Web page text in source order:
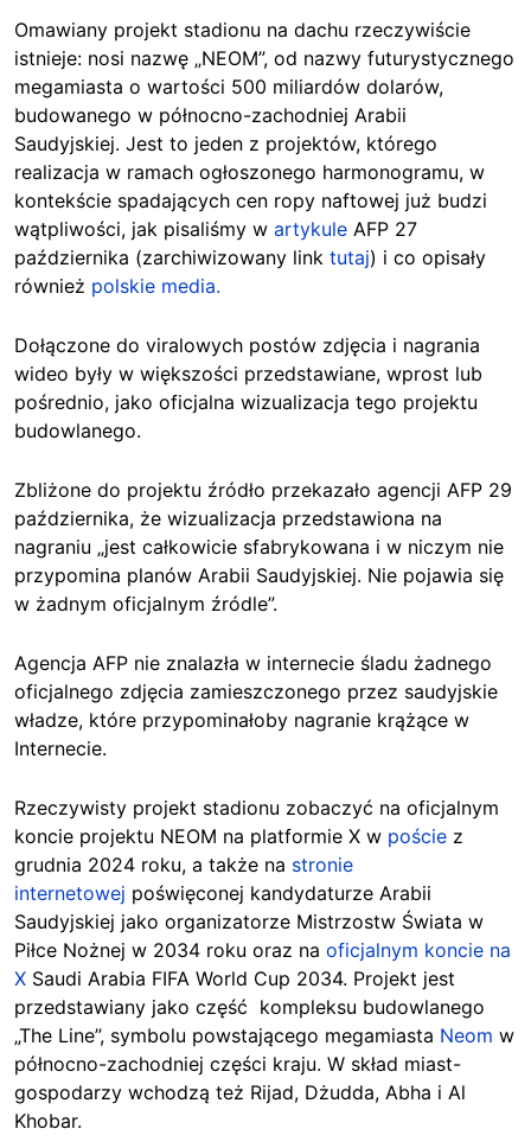
Omawiany projekt stadionu na dachu rzeczywiście
istnieje: nosi nazwę „NEOM”, od nazwy futurystycznego
megamiasta o wartości 500 miliardów dolarów,
budowanego w północno-zachodniej Arabii
Saudyjskiej. Jest to jeden z projektów, którego
realizacja w ramach ogłoszonego harmonogramu, w
kontekście spadających cen ropy naftowej już budzi
wątpliwości, jak pisaliśmy w artykule AFP 27
października (zarchiwizowany link tutaj) i co opisały
również polskie media.
Dołączone do viralowych postów zdjęcia i nagrania
wideo były w większości przedstawiane, wprost lub
pośrednio, jako oficjalna wizualizacja tego projektu
budowlanego.
Zbliżone do projektu źródło przekazało agencji AFP 29
października, że wizualizacja przedstawiona na
nagraniu „jest całkowicie sfabrykowana i w niczym nie
przypomina planów Arabii Saudyjskiej. Nie pojawia się
w żadnym oficjalnym źródle”.
Agencja AFP nie znalazła w internecie śladu żadnego
oficjalnego zdjęcia zamieszczonego przez saudyjskie
władze, które przypominałoby nagranie krążące w
Internecie.
Rzeczywisty projekt stadionu zobaczyć na oficjalnym
koncie projektu NEOM na platformie X w poście z
grudnia 2024 roku, a także na stronie
internetowej poświęconej kandydaturze Arabii
Saudyjskiej jako organizatorze Mistrzostw Świata w
Piłce Nożnej w 2034 roku oraz na oficjalnym koncie na
X Saudi Arabia FIFA World Cup 2034. Projekt jest
przedstawiany jako część kompleksu budowlanego
„The Line”, symbolu powstającego megamiasta Neom w
północno-zachodniej części kraju. W skład miast-
gospodarzy wchodzą też Rijad, Dżudda, Abha i Al
Khobar.